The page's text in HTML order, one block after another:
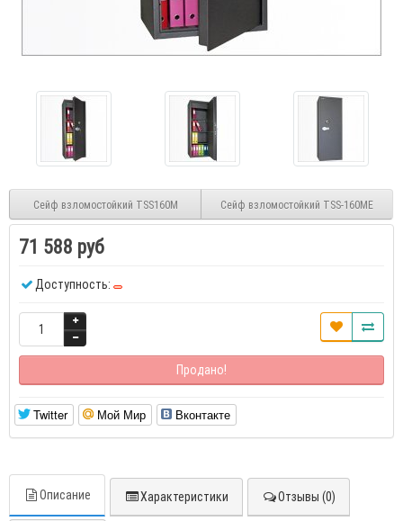
Сейф взломостойкий TSS160M Сейф взломостойкий TSS-160ME
71 588 руб
Доступность:
Продано!
Twitter Мой Мир Вконтакте
Описание Характеристики Отзывы (0)